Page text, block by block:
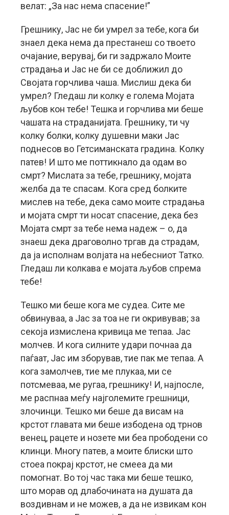
велат: „За нас нема спасение!”
Грешнику, Јас не би умрел за тебе, кога би
знаел дека нема да престанеш со твоето
очајание, верувај, би ги задржало Моите
страдања и Јас не би се доближил до
Својата горчлива чаша. Мислиш дека би
умрел? Гледаш ли колку е голема Мојата
љубов кон тебе! Тешка и горчлива ми беше
чашата на страданијата. Грешнику, ти чу
колку болки, колку душевни маки Јас
поднесов во Гетсиманската градина. Колку
патев! И што ме поттикнало да одам во
смрт? Мислата за тебе, грешнику, мојата
желба да те спасам. Кога сред болките
мислев на тебе, дека само моите страдања
и мојата смрт ти носат спасение, дека без
Мојата смрт за тебе нема надеж – о, да
знаеш дека драговолно тргав да страдам,
да ја исполнам волјата на небесниот Татко.
Гледаш ли колкава е мојата љубов спрема
тебе!
Тешко ми беше кога ме судеа. Сите ме
обвинуваа, а Јас за тоа не ги окривував; за
секоја измислена кривица ме тепаа. Јас
молчев. И кога силните удари почнаа да
паѓаат, Јас им зборував, тие пак ме тепаа. А
кога замолчев, тие ме плукаа, ми се
потсмеваа, ме ругаа, грешнику! И, најпосле,
ме распнаа меѓу најголемите грешници,
злочинци. Тешко ми беше да висам на
крстот главата ми беше избодена од трнов
венец, рацете и нозете ми беа прободени со
клинци. Многу патев, а моите блиски што
стоеа покрај крстот, не смееа да ми
помогнат. Во тој час така ми беше тешко,
што морав од длабочината на душата да
воздивнам и не можев, а да не извикам кон